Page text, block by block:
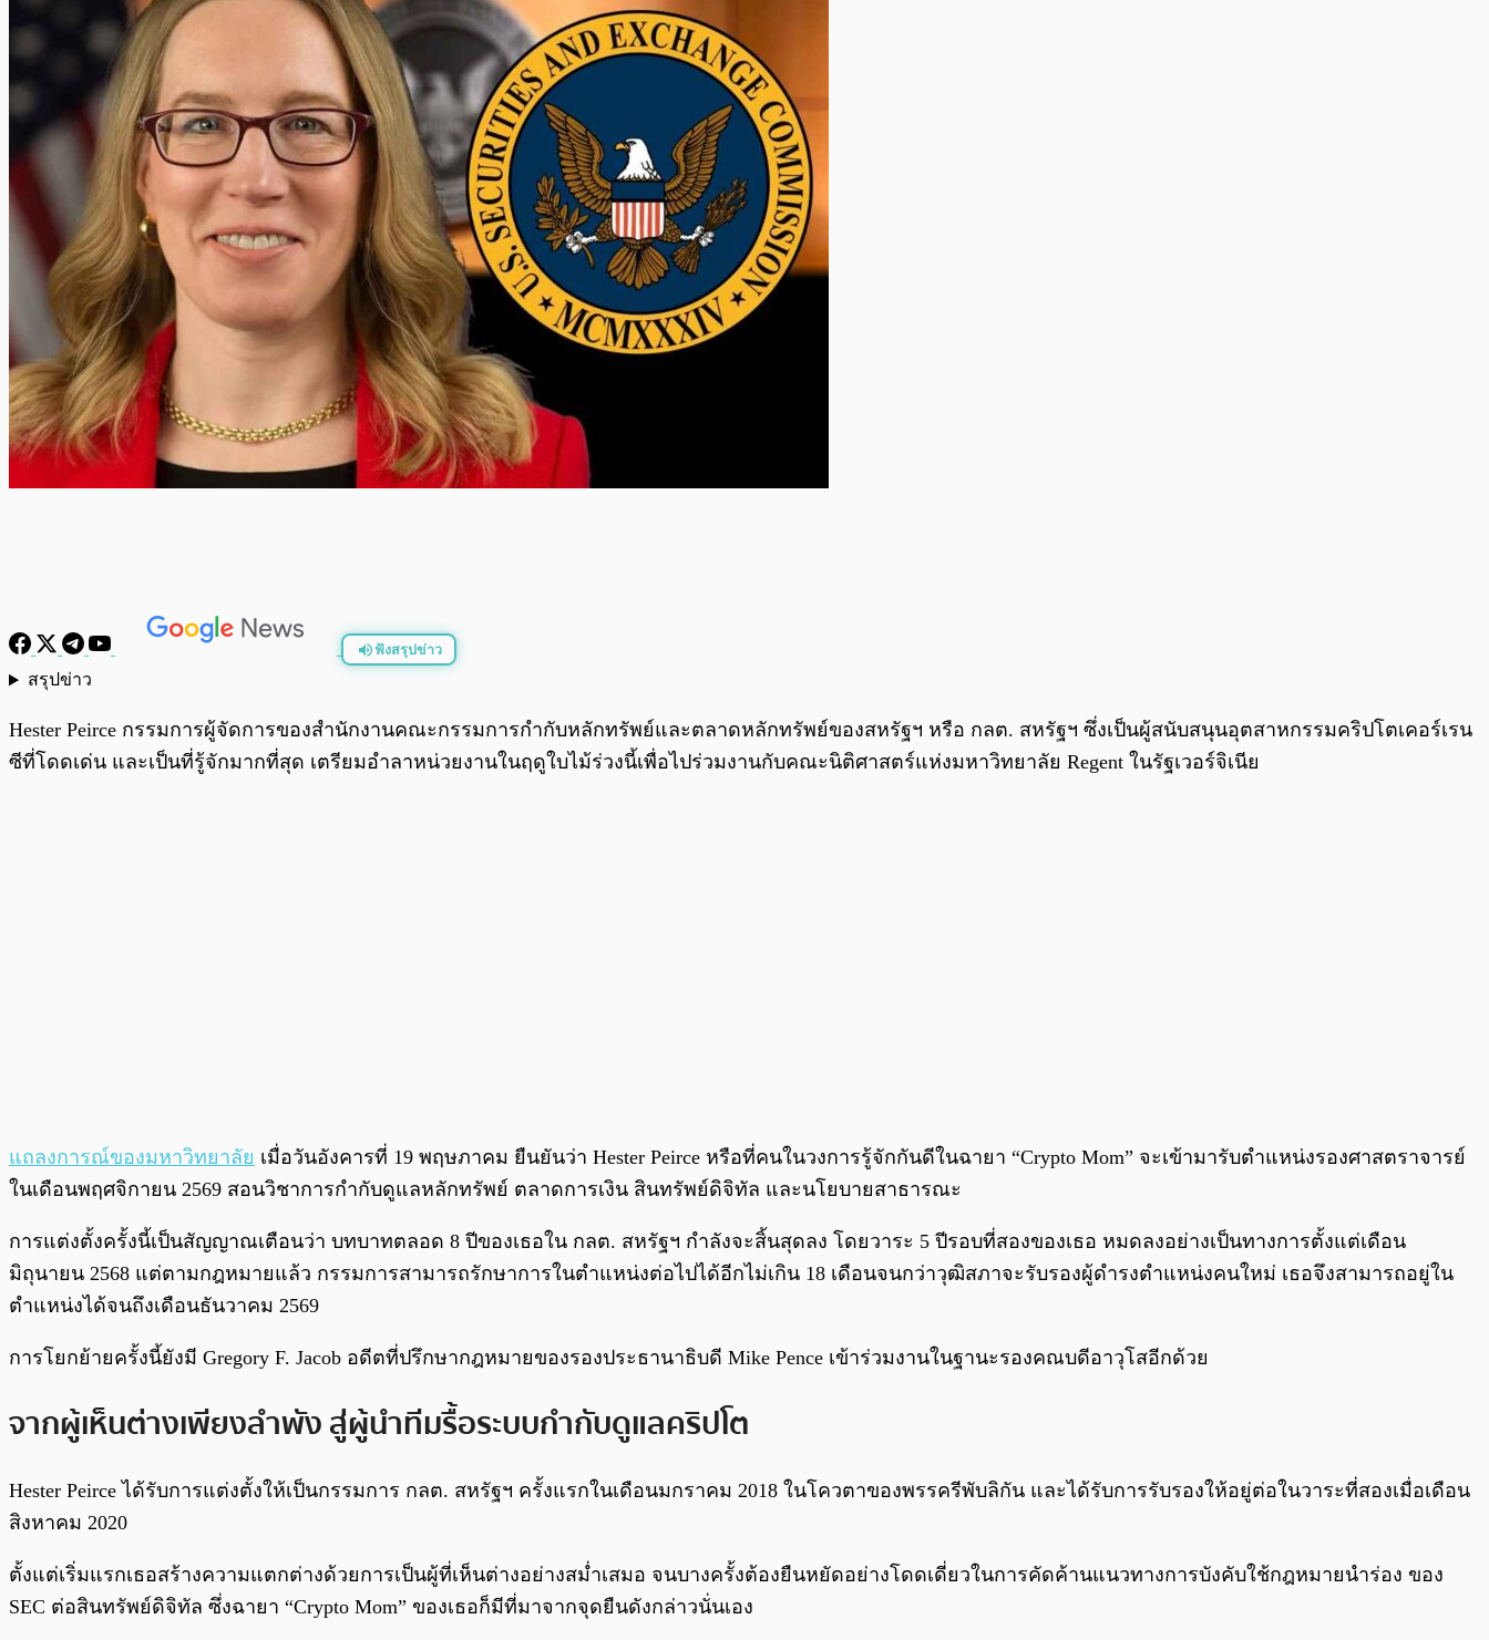
ฟังสรุปข่าว
สรุปข่าว
Hester Peirce กรรมการผู้จัดการของสำนักงานคณะกรรมการกำกับหลักทรัพย์และตลาดหลักทรัพย์ของสหรัฐฯ หรือ กลต. สหรัฐฯ ซึ่งเป็นผู้สนับสนุนอุตสาหกรรมคริปโตเคอร์เรน
ซีที่โดดเด่น และเป็นที่รู้จักมากที่สุด เตรียมอำลาหน่วยงานในฤดูใบไม้ร่วงนี้เพื่อไปร่วมงานกับคณะนิติศาสตร์แห่งมหาวิทยาลัย Regent ในรัฐเวอร์จิเนีย
แถลงการณ์ของมหาวิทยาลัย เมื่อวันอังคารที่ 19 พฤษภาคม ยืนยันว่า Hester Peirce หรือที่คนในวงการรู้จักกันดีในฉายา “Crypto Mom” จะเข้ามารับตำแหน่งรองศาสตราจารย์
ในเดือนพฤศจิกายน 2569 สอนวิชาการกำกับดูแลหลักทรัพย์ ตลาดการเงิน สินทรัพย์ดิจิทัล และนโยบายสาธารณะ
การแต่งตั้งครั้งนี้เป็นสัญญาณเตือนว่า บทบาทตลอด 8 ปีของเธอใน กลต. สหรัฐฯ กำลังจะสิ้นสุดลง โดยวาระ 5 ปีรอบที่สองของเธอ หมดลงอย่างเป็นทางการตั้งแต่เดือน
มิถุนายน 2568 แต่ตามกฎหมายแล้ว กรรมการสามารถรักษาการในตำแหน่งต่อไปได้อีกไม่เกิน 18 เดือนจนกว่าวุฒิสภาจะรับรองผู้ดำรงตำแหน่งคนใหม่ เธอจึงสามารถอยู่ใน
ตำแหน่งได้จนถึงเดือนธันวาคม 2569
การโยกย้ายครั้งนี้ยังมี Gregory F. Jacob อดีตที่ปรึกษากฎหมายของรองประธานาธิบดี Mike Pence เข้าร่วมงานในฐานะรองคณบดีอาวุโสอีกด้วย
จากผู้เห็นต่างเพียงลำพัง สู่ผู้นำทีมรื้อระบบกำกับดูแลคริปโต
Hester Peirce ได้รับการแต่งตั้งให้เป็นกรรมการ กลต. สหรัฐฯ ครั้งแรกในเดือนมกราคม 2018 ในโควตาของพรรครีพับลิกัน และได้รับการรับรองให้อยู่ต่อในวาระที่สองเมื่อเดือน
สิงหาคม 2020
ตั้งแต่เริ่มแรกเธอสร้างความแตกต่างด้วยการเป็นผู้ที่เห็นต่างอย่างสม่ำเสมอ จนบางครั้งต้องยืนหยัดอย่างโดดเดี่ยวในการคัดค้านแนวทางการบังคับใช้กฎหมายนำร่อง ของ
SEC ต่อสินทรัพย์ดิจิทัล ซึ่งฉายา “Crypto Mom” ของเธอก็มีที่มาจากจุดยืนดังกล่าวนั่นเอง